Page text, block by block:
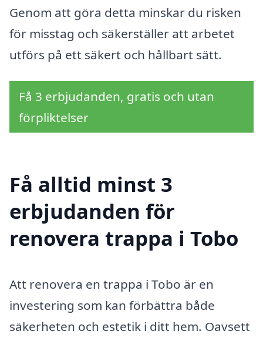
Genom att göra detta minskar du risken
för misstag och säkerställer att arbetet
utförs på ett säkert och hållbart sätt.
Få 3 erbjudanden, gratis och utan
förpliktelser
Få alltid minst 3
erbjudanden för
renovera trappa i Tobo
Att renovera en trappa i Tobo är en
investering som kan förbättra både
säkerheten och estetik i ditt hem. Oavsett